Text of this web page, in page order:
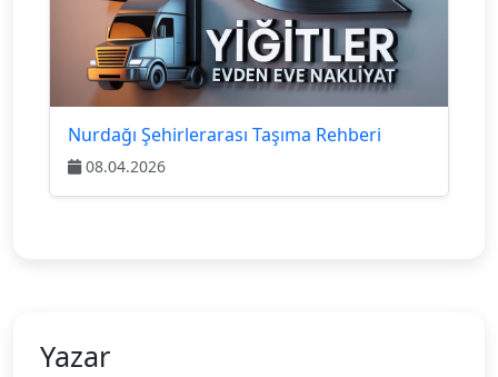
Nurdağı Şehirlerarası Taşıma Rehberi
08.04.2026
Yazar